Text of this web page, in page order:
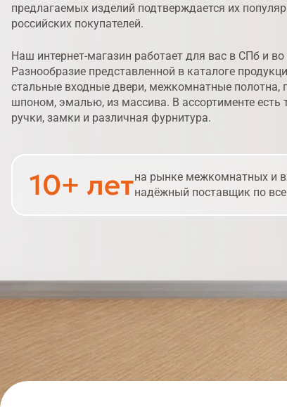
предлагаемых изделий подтверждается их
российских покупателей.
Наш интернет-магазин работает для вас в СПб и
Разнообразие представленной в каталоге
стальные входные двери, межкомнатные полотна,
шпоном, эмалью, из массива. В ассортименте есть
ручки, замки и различная фурнитура.
10+ летна рынке межкомнатных и
надёжный поставщик по